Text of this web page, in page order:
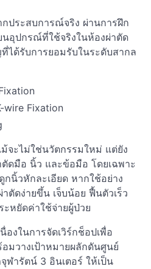
กประสบการณ์จริง ผ่านการฝึก
อุปกรณ์ที่ใช้จริงในห้องผ่าตัด
ได้รับการยอมรับในระดับสากล
wire Fixation
จะไม่ใช่นวัตกรรมใหม่ แต่ยัง
ตัดมือ นิ้ว และข้อมือ โดยเฉพาะ
นิ้วหักละเอียด หากใช้อย่าง
ตัดง่ายขึ้น เจ็บน้อย ฟื้นตัวเร็ว
หยัดค่าใช้จ่ายผู้ป่วย
องในการจัดเวิร์กช็อปเพื่อ
วางเป้าหมายผลักดันศูนย์
ฬารัตน์ 3 อินเตอร์ ให้เป็น